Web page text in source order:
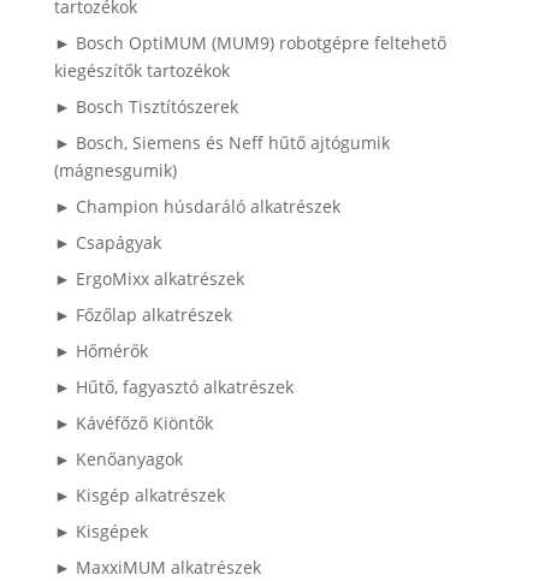
tartozékok
► Bosch OptiMUM (MUM9) robotgépre feltehető
kiegészítők tartozékok
► Bosch Tisztítószerek
► Bosch, Siemens és Neff hűtő ajtógumik
(mágnesgumik)
► Champion húsdaráló alkatrészek
► Csapágyak
► ErgoMixx alkatrészek
► Főzőlap alkatrészek
► Hőmérők
► Hűtő, fagyasztó alkatrészek
► Kávéfőző Kiöntők
► Kenőanyagok
► Kisgép alkatrészek
► Kisgépek
► MaxxiMUM alkatrészek